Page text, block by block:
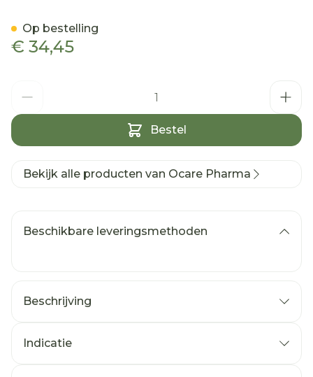
€ 34,45
Bestel
Op bestelling
Bekijk alle producten van Ocare Pharma
Beschikbare leveringsmethoden
Beschrijving
Indicatie